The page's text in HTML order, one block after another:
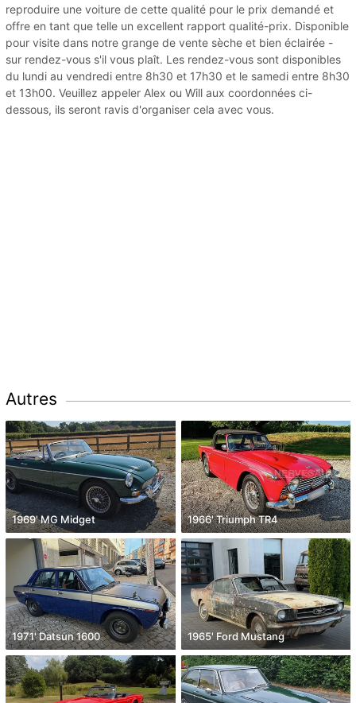
reproduire une voiture de cette qualité pour le prix demandé et
offre en tant que telle un excellent rapport qualité-prix. Disponible
pour visite dans notre grange de vente sèche et bien éclairée -
sur rendez-vous s'il vous plaît. Les rendez-vous sont disponibles
du lundi au vendredi entre 8h30 et 17h30 et le samedi entre 8h30
et 13h00. Veuillez appeler Alex ou Will aux coordonnées ci-
dessous, ils seront ravis d'organiser cela avec vous.
Autres
1969' MG Midget 1966' Triumph TR4
1971' Datsun 1600 1965' Ford Mustang